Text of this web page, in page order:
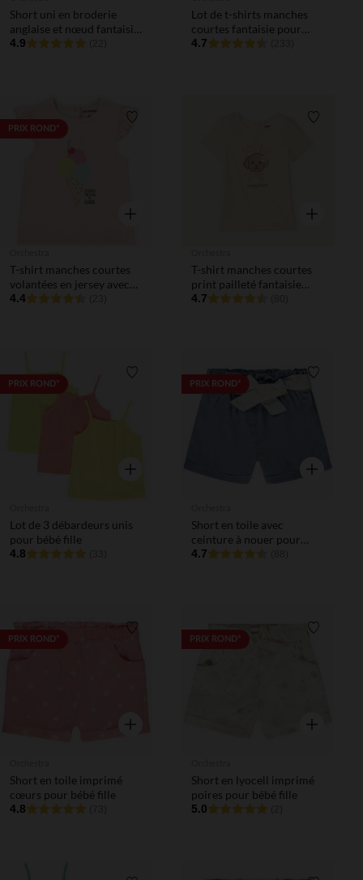
Short uni en broderie
anglaise et nœud fantaisie
pour bébé fille
4.9
Lot de t-shirts manches
courtes fantaisie pour
bébé fille
4.7
PRIX ROND*
Aperçu rapide
T-shirt manches courtes
volantées en jersey avec
print pour bébé fille
4.4
Aperçu
T-shirt manches courtes
print pailleté fantaisie
pour bébé fille
4.7
PRIX ROND* Liste de souhaits
Aperçu rapide
Lot de 3 débardeurs unis
pour bébé fille
4.8
PRIX ROND*
Aperçu
Short en toile avec
ceinture à nouer pour
bébé fille
4.7
PRIX ROND* Liste de souhaits
Aperçu rapide
Short en toile imprimé
cœurs pour bébé fille
4.8
PRIX ROND*
Aperçu
Short en lyocell imprimé
poires pour bébé fille
5.0